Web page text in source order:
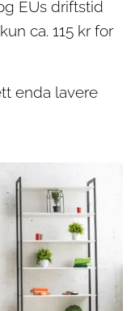
EUs driftstid
ca. 115 kr for
enda lavere